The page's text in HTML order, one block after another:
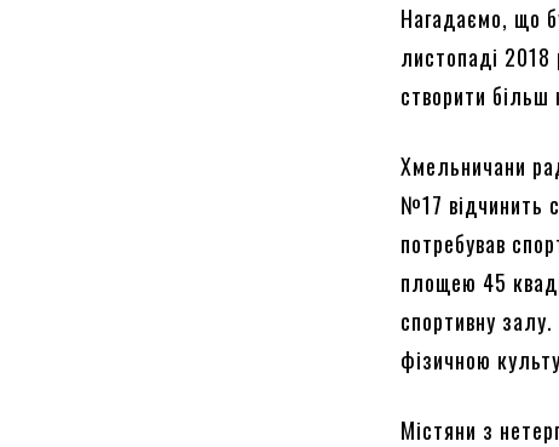
Нагадаємо, що
листопаді 2018
створити
Хмельничани
№17 відчинить
потребував
площею 45
спортивну
фізичною
Містяни з